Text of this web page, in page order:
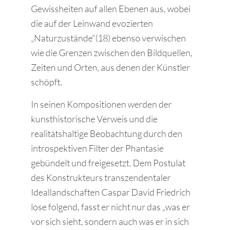
Gewissheiten auf allen Ebenen aus, wobei
die auf der Leinwand evozierten
„Naturzustände“(18) ebenso verwischen
wie die Grenzen zwischen den Bildquellen,
Zeiten und Orten, aus denen der Künstler
schöpft.
In seinen Kompositionen werden der
kunsthistorische Verweis und die
realitätshaltige Beobachtung durch den
introspektiven Filter der Phantasie
gebündelt und freigesetzt. Dem Postulat
des Konstrukteurs transzendentaler
Ideallandschaften Caspar David Friedrich
lose folgend, fasst er nicht nur das „was er
vor sich sieht, sondern auch was er in sich